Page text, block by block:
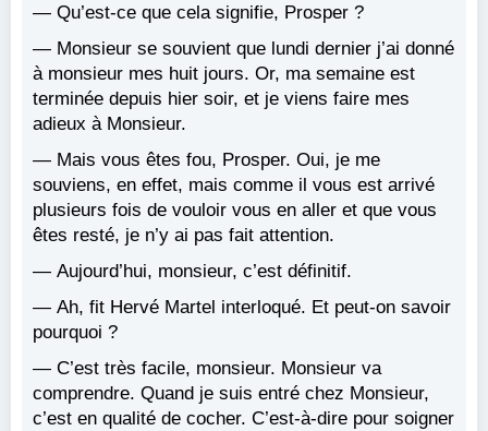
— Qu’est-ce que cela signifie, Prosper ?
— Monsieur se souvient que lundi dernier j’ai donné
à monsieur mes huit jours. Or, ma semaine est
terminée depuis hier soir, et je viens faire mes
adieux à Monsieur.
— Mais vous êtes fou, Prosper. Oui, je me
souviens, en effet, mais comme il vous est arrivé
plusieurs fois de vouloir vous en aller et que vous
êtes resté, je n’y ai pas fait attention.
— Aujourd’hui, monsieur, c’est définitif.
— Ah, fit Hervé Martel interloqué. Et peut-on savoir
pourquoi ?
— C’est très facile, monsieur. Monsieur va
comprendre. Quand je suis entré chez Monsieur,
c’est en qualité de cocher. C’est-à-dire pour soigner